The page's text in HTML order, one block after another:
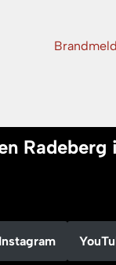
Radeberg
Instagram